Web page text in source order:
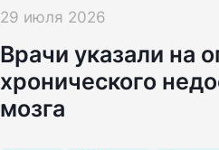
29 июля 2026
Врачи указали на
хронического
мозга